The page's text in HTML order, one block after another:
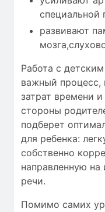
специальной
развивают
Работа с
важный процесс,
затрат времени и
стороны
подберет
для ребенка:
собственно
направленную на
речи.
Помимо самих